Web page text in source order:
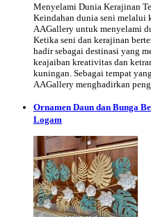
Menyelami Dunia Kerajinan
Keindahan dunia seni melalui
AAGallery untuk menyelami
Ketika seni dan kerajinan
hadir sebagai destinasi yang
keajaiban kreativitas dan
kuningan. Sebagai tempat
AAGallery menghadirkan
Ornamen Daun dan Bunga
Logam